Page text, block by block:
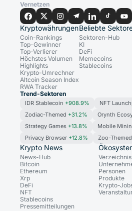
Vernetzen
Kryptowährungen
Coin-Rankings
Top-Gewinner
Top-Verlierer
Höchstes Volumen
Highlights
Krypto-Umrechner
Altcoin Season Index
RWA Tracker
Beliebte
Sektoren-Hub
KI
DeFi
Memecoins
Stablecoins
Trend-Sektoren
IDR Stablecoin +908.9% NFT
Zodiac-Themed +31.2% Orynth
Strategy Games +13.8% Mobile
Privacy Browser +12.8% Zoo-Themed
Krypto News
News-Hub
Bitcoin
Ethereum
Xrp
DeFi
NFT
Stablecoins
Pressemitteilungen
Personen
Produkte
Krypto-